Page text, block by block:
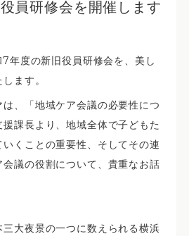
員研修会を開催します
7年度の新旧役員研修会を、美し
ます。
は、「地域ケア会議の必要性につ
援課長より、地域全体で子どもた
くことの重要性、そしてその連
議の役割について、貴重なお話
大夜景の一つに数えられる横浜